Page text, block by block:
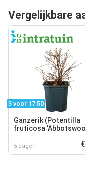
Vergelijkbare
3 voor 17.50
Ganzerik (Potentilla
fruticosa
5 dagen